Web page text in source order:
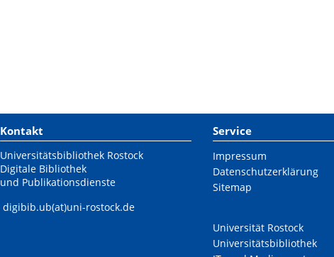
Kontakt
Universitätsbibliothek Rostock
Digitale Bibliothek
und Publikationsdienste
digibib.ub(at)uni-rostock.de
Service
Impressum
Datenschutzerklärung
Sitemap
Universität Rostock
Universitätsbibliothek